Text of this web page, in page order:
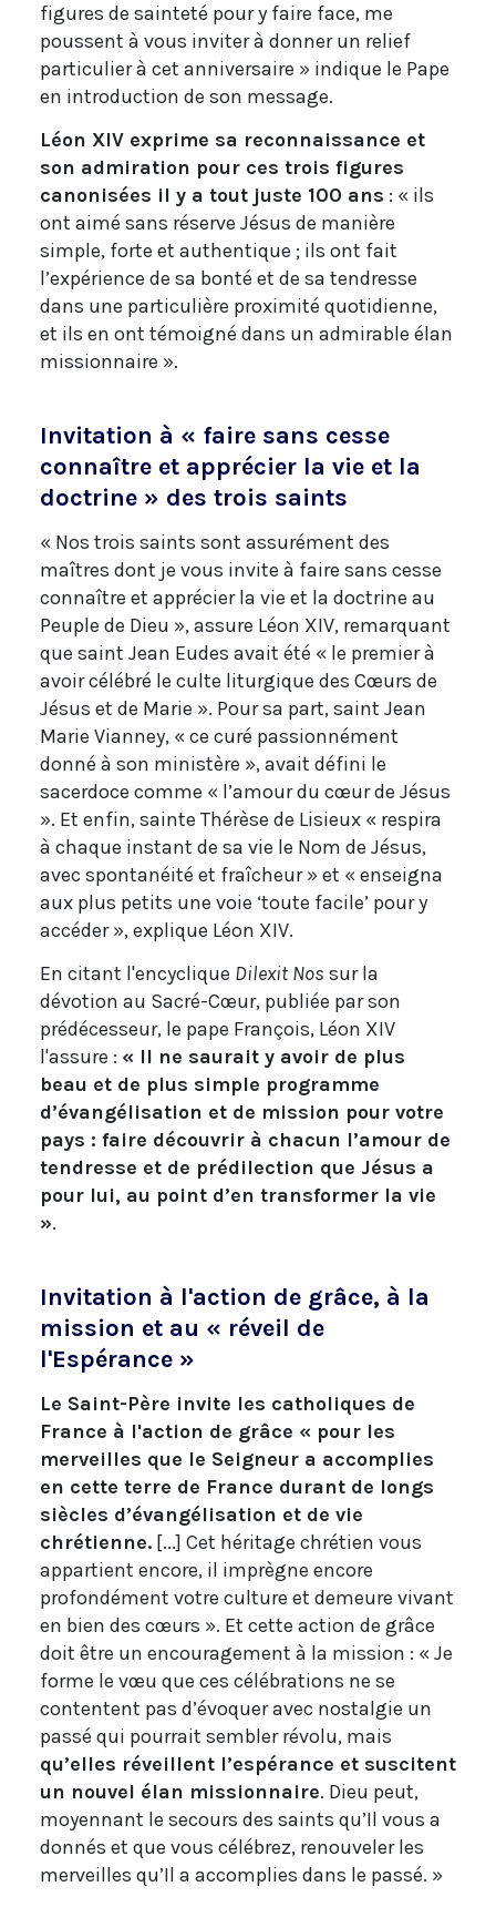
figures de sainteté pour y faire face, me
poussent à vous inviter à donner un relief
particulier à cet anniversaire » indique le Pape
en introduction de son message.
Léon XIV exprime sa reconnaissance et
son admiration pour ces trois figures
canonisées il y a tout juste 100 ans : « ils
ont aimé sans réserve Jésus de manière
simple, forte et authentique ; ils ont fait
l’expérience de sa bonté et de sa tendresse
dans une particulière proximité quotidienne,
et ils en ont témoigné dans un admirable élan
missionnaire ».
Invitation à « faire sans cesse
connaître et apprécier la vie et la
doctrine » des trois saints
« Nos trois saints sont assurément des
maîtres dont je vous invite à faire sans cesse
connaître et apprécier la vie et la doctrine au
Peuple de Dieu », assure Léon XIV, remarquant
que saint Jean Eudes avait été « le premier à
avoir célébré le culte liturgique des Cœurs de
Jésus et de Marie ». Pour sa part, saint Jean
Marie Vianney, « ce curé passionnément
donné à son ministère », avait défini le
sacerdoce comme « l’amour du cœur de Jésus
». Et enfin, sainte Thérèse de Lisieux « respira
à chaque instant de sa vie le Nom de Jésus,
avec spontanéité et fraîcheur » et « enseigna
aux plus petits une voie ‘toute facile’ pour y
accéder », explique Léon XIV.
En citant l'encyclique Dilexit Nos sur la
dévotion au Sacré-Cœur, publiée par son
prédécesseur, le pape François, Léon XIV
l'assure : « Il ne saurait y avoir de plus
beau et de plus simple programme
d’évangélisation et de mission pour votre
pays : faire découvrir à chacun l’amour de
tendresse et de prédilection que Jésus a
pour lui, au point d’en transformer la vie
».
Invitation à l'action de grâce, à la
mission et au « réveil de
l'Espérance »
Le Saint-Père invite les catholiques de
France à l'action de grâce « pour les
merveilles que le Seigneur a accomplies
en cette terre de France durant de longs
siècles d’évangélisation et de vie
chrétienne. [...] Cet héritage chrétien vous
appartient encore, il imprègne encore
profondément votre culture et demeure vivant
en bien des cœurs ». Et cette action de grâce
doit être un encouragement à la mission : « Je
forme le vœu que ces célébrations ne se
contentent pas d’évoquer avec nostalgie un
passé qui pourrait sembler révolu, mais
qu’elles réveillent l’espérance et suscitent
un nouvel élan missionnaire. Dieu peut,
moyennant le secours des saints qu’Il vous a
donnés et que vous célébrez, renouveler les
merveilles qu’Il a accomplies dans le passé. »